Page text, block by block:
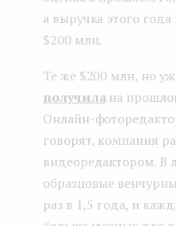
а выручка этого
$200 млн.
Те же $200 млн, но
получилана
Онлайн-
говорят, компания
видеоредактором. В
образцовые
раз в 1,5 года, и